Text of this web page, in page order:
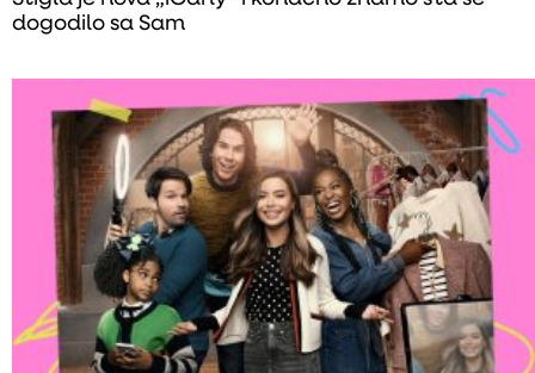
dogodilo sa Sam